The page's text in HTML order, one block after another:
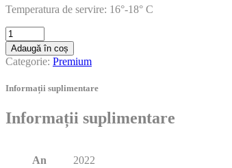
Temperatura de servire: 16°-18° C
Adaugă în coș
Categorie: Premium
Informații suplimentare
Informații suplimentare
An 2022